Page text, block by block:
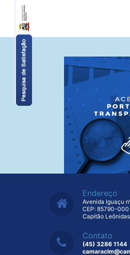
Endereço
Avenida Iguaçu
CEP: 85790-000
Capitão
Contato
(45) 3286 1144